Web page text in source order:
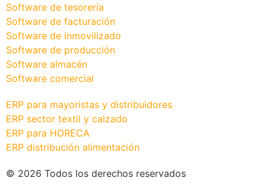
Software de tesorería
Software de facturación
Software de inmovilizado
Software de producción
Software almacén
Software comercial
ERP para mayoristas y distribuidores
ERP sector textil y calzado
ERP para HORECA
ERP distribución alimentación
© 2026 Todos los derechos reservados